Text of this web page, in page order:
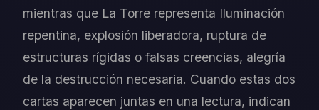
mientras que La Torre representa Iluminación
repentina, explosión liberadora, ruptura de
estructuras rígidas o falsas creencias, alegría
de la destrucción necesaria. Cuando estas dos
cartas aparecen juntas en una lectura, indican